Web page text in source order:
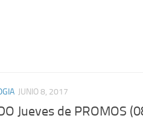
JUNIO 8, 2017
Jueves de PROMOS